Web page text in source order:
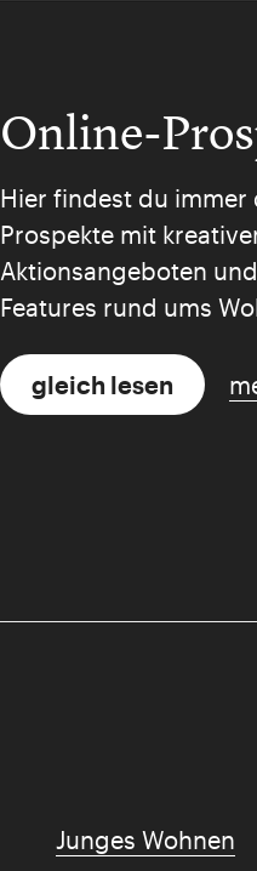
Online-
Hier findest du immer
Prospekte mit
Aktionsangeboten
Features rund ums
gleich lesen
Junges Wohnen